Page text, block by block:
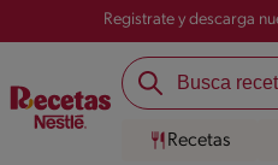
Registrate y descarga
Recetas